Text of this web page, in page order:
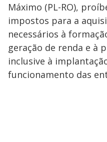
Máximo (PL-RO),
impostos para a
necessários à
geração de renda e à
inclusive à
funcionamento das